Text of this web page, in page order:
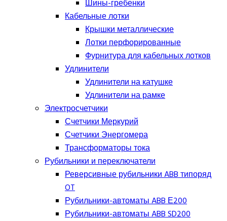
Шины-гребенки
Кабельные лотки
Крышки металлические
Лотки перфорированные
Фурнитура для кабельных лотков
Удлинители
Удлинители на катушке
Удлинители на рамке
Электросчетчики
Счетчики Меркурий
Счетчики Энергомера
Трансформаторы тока
Рубильники и переключатели
Реверсивные рубильники ABB типоряд
OT
Рубильники-автоматы ABB Е200
Рубильники-автоматы ABB SD200